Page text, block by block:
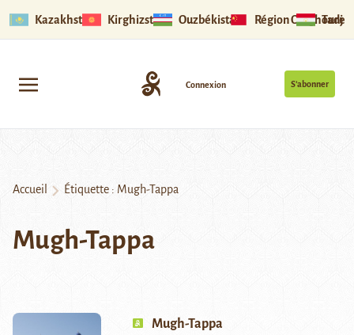
Kazakhstan Kirghizstan Ouzbékistan Région Ouïghoure
S’abonner
Connexion
Accueil Étiquette : Mugh-Tappa
Mugh-Tappa
Mugh-Tappa